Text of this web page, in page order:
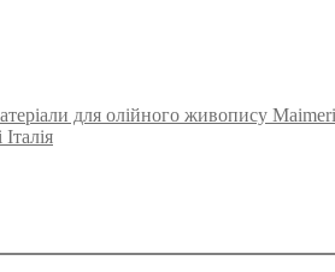
для олійного живопису Maimeri